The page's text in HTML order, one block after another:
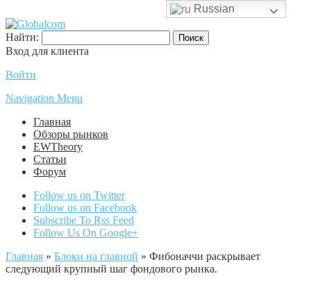
Найти:
Вход для клиента
Войти
Navigation Menu
Главная
Обзоры рынков
EWTheory
Статьи
Форум
Follow us on Twitter
Follow us on Facebook
Subscribe To Rss Feed
Follow Us On Google+
Главная » Блоки на главной » Фибоначчи раскрывает
следующий крупный шаг фондового рынка.
Russian